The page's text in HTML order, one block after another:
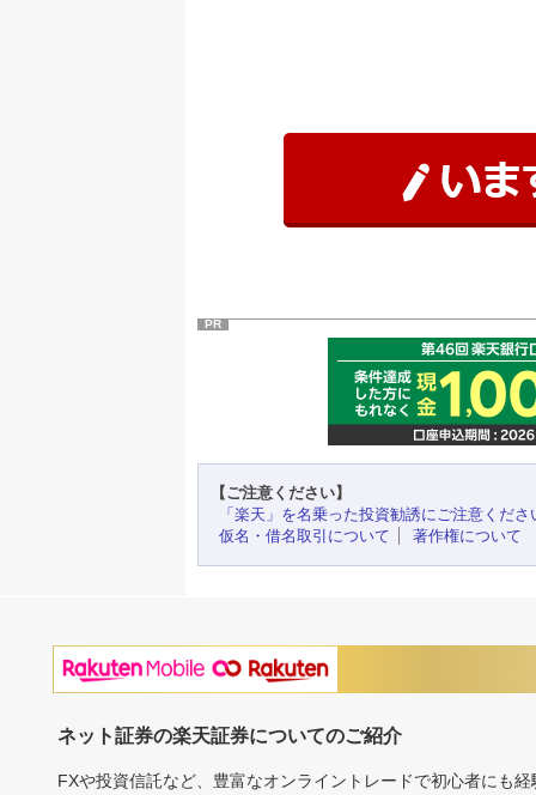
PR
【ご注意ください】
「楽天」を名乗った投資勧誘にご注意くださ
仮名・借名取引について
著作権について
ネット証券の楽天証券についてのご紹介
FXや投資信託など、豊富なオンライントレードで初心者にも